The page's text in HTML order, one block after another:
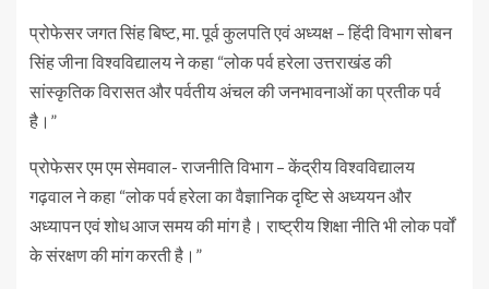
प्रोफेसर जगत सिंह बिष्ट, मा. पूर्व कुलपति एवं अध्यक्ष – हिंदी विभाग सोबन
सिंह जीना विश्वविद्यालय ने कहा “लोक पर्व हरेला उत्तराखंड की
सांस्कृतिक विरासत और पर्वतीय अंचल की जनभावनाओं का प्रतीक पर्व
है।”
प्रोफेसर एम एम सेमवाल- राजनीति विभाग – केंद्रीय विश्वविद्यालय
गढ़वाल ने कहा “लोक पर्व हरेला का वैज्ञानिक दृष्टि से अध्ययन और
अध्यापन एवं शोध आज समय की मांग है। राष्ट्रीय शिक्षा नीति भी लोक पर्वों
के संरक्षण की मांग करती है।”